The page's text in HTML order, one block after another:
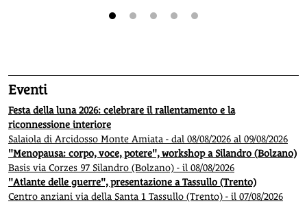
Eventi
Festa della luna 2026: celebrare il rallentamento e la
riconnessione interiore
Salaiola di Arcidosso Monte Amiata - dal 08/08/2026 al 09/08/2026
"Menopausa: corpo, voce, potere", workshop a Silandro (Bolzano)
Basis via Corzes 97 Silandro (Bolzano) - il 08/08/2026
"Atlante delle guerre", presentazione a Tassullo (Trento)
Centro anziani via della Santa 1 Tassullo (Trento) - il 07/08/2026